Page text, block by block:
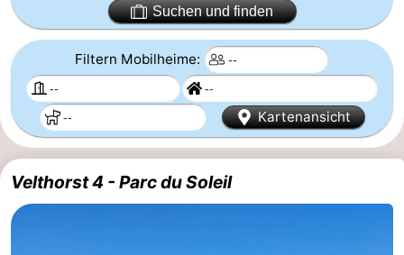
Appartements
Campingplätze
Ferienhäuser
De
Gouden
-
De
-
Suchen und finden
Filtern Mobilheime:
Kartenansicht
Velthorst 4 - Parc du Soleil